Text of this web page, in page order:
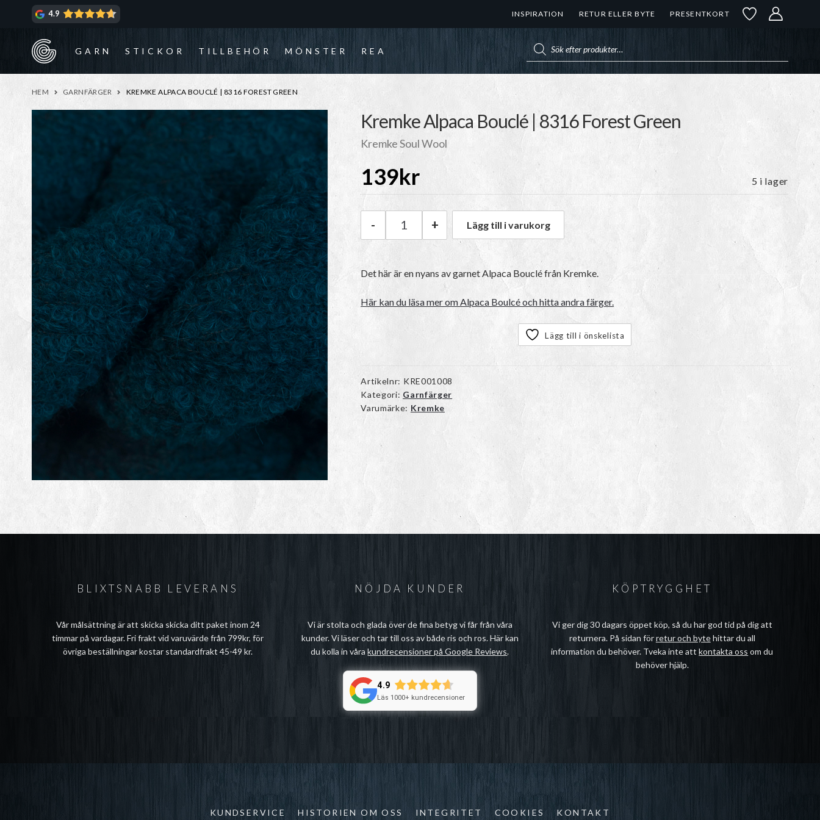
4.9 INSPIRATION RETUR ELLER BYTE PRESENTKORT
GARN STICKOR TILLBEHÖR MÖNSTER REA
HEM GARNFÄRGER KREMKE ALPACA BOUCLÉ | 8316 FOREST GREEN
Kremke Alpaca Bouclé | 8316 Forest Green
Kremke Soul Wool
139kr 5 i lager
Kremke Alpaca Bouclé | 8316 Forest Green mängd
- + Lägg till i varukorg
Det här är en nyans av garnet Alpaca Bouclé från Kremke.
Här kan du läsa mer om Alpaca Boulcé och hitta andra färger.
Lägg till i önskelista
Artikelnr: KRE001008
Kategori: Garnfärger
Varumärke: Kremke
BLIXTSNABB LEVERANS
Vår målsättning är att skicka skicka ditt paket inom 24
timmar på vardagar. Fri frakt vid varuvärde från 799kr, för
övriga beställningar kostar standardfrakt 45-49 kr.
NÖJDA KUNDER
Vi är stolta och glada över de fina betyg vi får från våra
kunder. Vi läser och tar till oss av både ris och ros. Här kan
du kolla in vårakundrecensioner på Google Reviews.
4.9
Läs 1000+ kundrecensioner
KÖPTRYGGHET
Vi ger dig 30 dagars öppet köp, så du har god tid på dig att
returnera. På sidan förretur och bytehittar du all
information du behöver. Tveka inte attkontakta oss om du
behöver hjälp.
KUNDSERVICE HISTORIEN OM OSS INTEGRITET COOKIES KONTAKT